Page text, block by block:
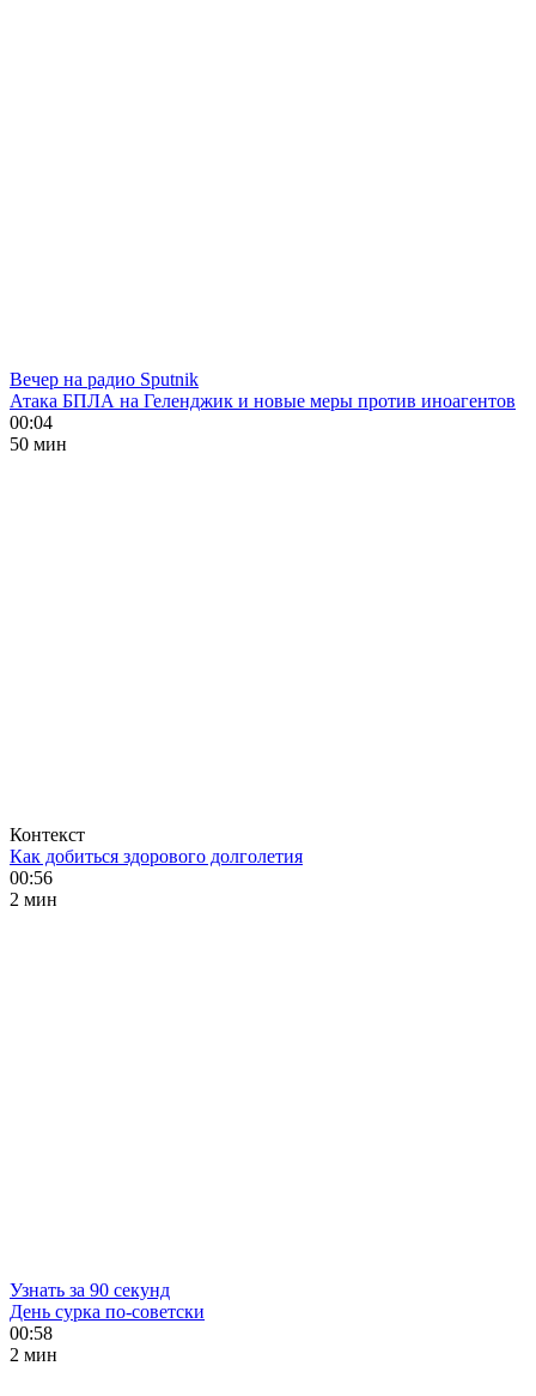
Вечер на радио Sputnik
Атака БПЛА на Геленджик и новые меры против иноагентов
00:04
50 мин
Контекст
Как добиться здорового долголетия
00:56
2 мин
Узнать за 90 секунд
День сурка по-советски
00:58
2 мин